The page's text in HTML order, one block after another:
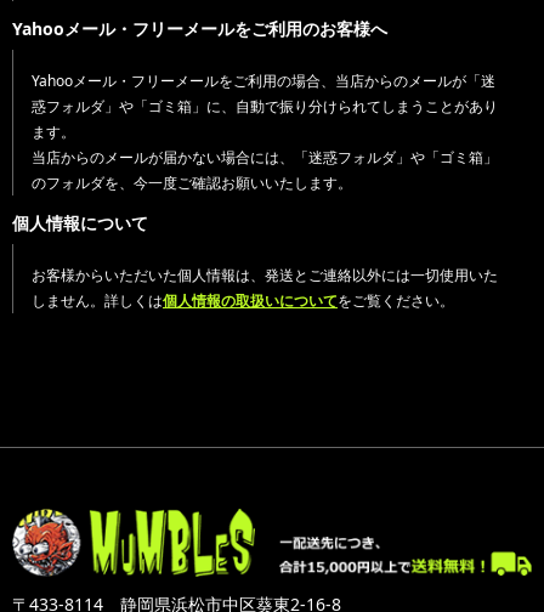
Yahooメール・フリーメールをご利用のお客様へ
Yahooメール・フリーメールをご利用の場合、当店からのメールが「迷
惑フォルダ」や「ゴミ箱」に、自動で振り分けられてしまうことがあり
ます。
当店からのメールが届かない場合には、「迷惑フォルダ」や「ゴミ箱」
のフォルダを、今一度ご確認お願いいたします。
個人情報について
お客様からいただいた個人情報は、発送とご連絡以外には一切使用いた
しません。詳しくは個人情報の取扱いについてをご覧ください。
〒433-8114 静岡県浜松市中区葵東2-16-8